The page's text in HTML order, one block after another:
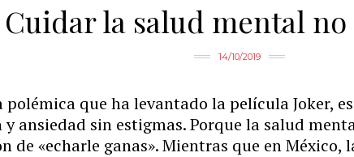
Cuidar la salud mental no
14/10/2019
polémica que ha levantado la película Joker,
y ansiedad sin estigmas. Porque la salud
de «echarle ganas». Mientras que en México,